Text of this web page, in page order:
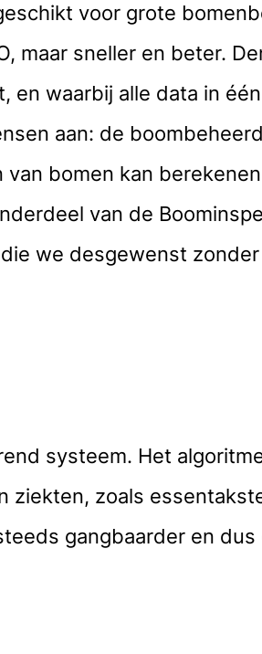
voor grote
maar sneller en beter.
en waarbij alle data in
aan: de
bomen kan
van de
we desgewenst
systeem. Het
ziekten, zoals
gangbaarder en